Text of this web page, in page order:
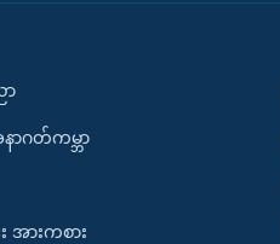
ာ
ာဂတ်ကမ္ဘာ
ားကစား